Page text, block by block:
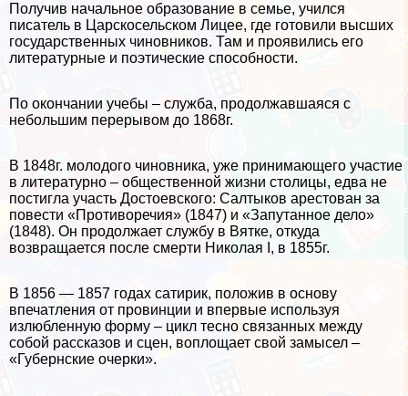
Получив начальное образование в семье, учился
писатель в Царскосельском Лицее, где готовили высших
государственных чиновников. Там и проявились его
литературные и поэтические способности.
По окончании учебы – служба, продолжавшаяся с
небольшим перерывом до 1868г.
В 1848г. молодого чиновника, уже принимающего участие
в литературно – общественной жизни столицы, едва не
постигла участь Достоевского: Салтыков арестован за
повести «Противоречия» (1847) и «Запyтaнное дело»
(1848). Он продолжает службу в Вятке, откуда
возвращается после cмepти Николая I, в 1855г.
В 1856 — 1857 годах сатирик, положив в основу
впечатления от провинции и впервые используя
излюбленную форму – цикл тесно связанных между
собой рассказов и сцен, воплощает свой замысел –
«Губернские очерки».